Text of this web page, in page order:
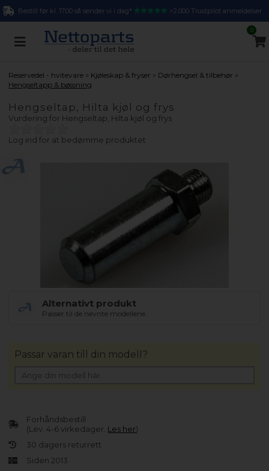
Bestill før kl. 17.00 så sender vi i dag* >2.000 Trustpilot anmeldelser
0
Reservedel - hvitevare » Kjøleskap & fryser » Dørhengsel & tilbehør »
Hengseltapp & bøssning
Hengseltap, Hilta kjøl og frys
Vurdering for Hengseltap, Hilta kjøl og frys
Log ind for at bedømme produktet
Alternativt produkt
Passer til de nevnte modellene.
Forhåndsbestill
(Lev. 4-6 virkedager. Les her)
30 dagers returrett
Siden 2013
Passar varan till din modell?